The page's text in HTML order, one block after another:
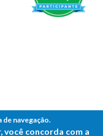
navegação.
concorda com a